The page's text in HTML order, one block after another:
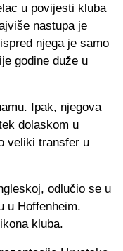
u povijesti kluba
nastupa je
njega je samo
godine duže u
Ipak, njegova
dolaskom u
veliki transfer u
odlučio se u
u Hoffenheim.
kluba.